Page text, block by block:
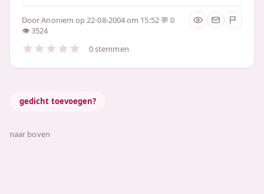
DoorAnoniem op 22-08-2004 om 15:52
0
3524
0 stemmen
gedicht toevoegen?
naar boven